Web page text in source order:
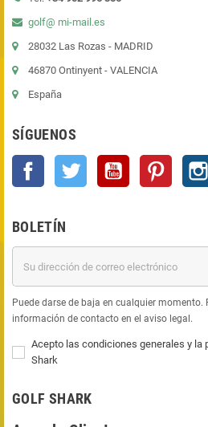
golf@ mi-mail.es
28032 Las Rozas - MADRID
46870 Ontinyent - VALENCIA
España
SÍGUENOS
Facebook Twitter YouTube Pinterest
BOLETÍN
Puede darse de baja en cualquier momento.
información de contacto en el aviso legal.
Acepto las condiciones generales y la
Shark
GOLF SHARK